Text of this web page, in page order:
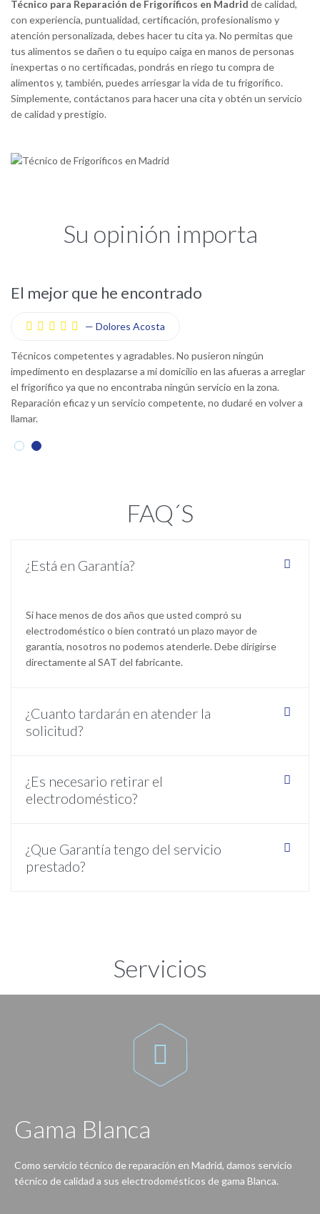
Técnico para Reparación de Frigoríficos en Madrid de calidad,
con experiencia, puntualidad, certificación, profesionalismo y
atención personalizada, debes hacer tu cita ya. No permitas que
tus alimentos se dañen o tu equipo caiga en manos de personas
inexpertas o no certificadas, pondrás en riego tu compra de
alimentos y, también, puedes arriesgar la vida de tu frigorífico.
Simplemente, contáctanos para hacer una cita y obtén un servicio
de calidad y prestigio.
Su opinión importa
El mejor que he encontrado
     — Dolores Acosta
Técnicos competentes y agradables. No pusieron ningún
impedimento en desplazarse a mi domicilio en las afueras a arreglar
el frigorífico ya que no encontraba ningún servicio en la zona.
Reparación eficaz y un servicio competente, no dudaré en volver a
llamar.
FAQ´S
¿Está en Garantía?
Si hace menos de dos años que usted compró su
electrodoméstico o bien contrató un plazo mayor de
garantía, nosotros no podemos atenderle. Debe dirigirse
directamente al SAT del fabricante.
¿Cuanto tardarán en atender la
solicitud?
¿Es necesario retirar el
electrodoméstico?
¿Que Garantía tengo del servicio
prestado?
Servicios

Gama Blanca
Como servicio técnico de reparación en Madrid, damos servicio
técnico de calidad a sus electrodomésticos de gama Blanca.